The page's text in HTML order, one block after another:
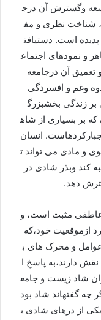
وگسترش آن در ج
شناخت نظری و مف
پدیده است. دستیافت
و نمودهای اجتماع
و تعمیق آن در جامعه
وغم و افسردگی
بر زندگی بخشبزرگ
که بر بسیاری از شاه
است. انسان
و مادی می تواند ت
کند وبذر شادی در
دهد.
مثبت است، و
ازموقعیت خود،که
و محرک های ب
نقش دارند،به پاسخِ ا
شاد زیست و جامع
چه گفتهاند شاد بود
يکی از درهای شادی ب